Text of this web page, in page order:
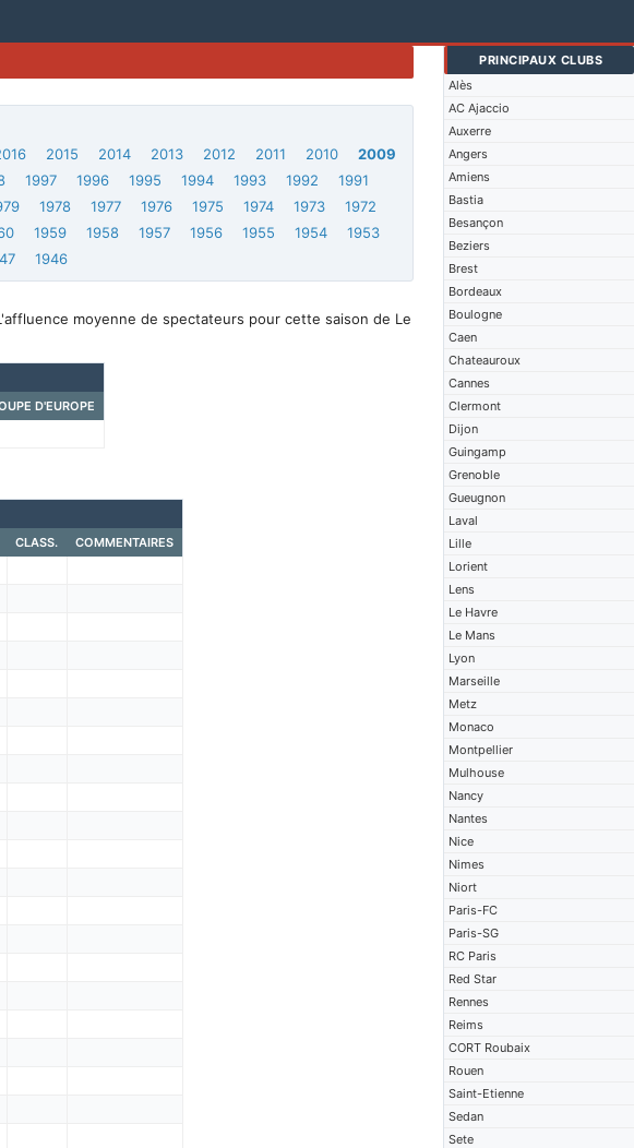
PRINCIPAUX CLUBS
Alès
AC Ajaccio
Auxerre
Angers
Amiens
Bastia
Besançon
Beziers
Brest
Bordeaux
Boulogne
Caen
Chateauroux
Cannes
Clermont
Dijon
Guingamp
Grenoble
Gueugnon
Laval
Lille
Lorient
Lens
Le Havre
Le Mans
Lyon
Marseille
Metz
Monaco
Montpellier
Mulhouse
Nancy
Nantes
Nice
Nimes
Niort
Paris-FC
Paris-SG
RC Paris
Red Star
Rennes
Reims
CORT Roubaix
Rouen
Saint-Etienne
Sedan
Sete
2015 2014 2013 2012 2011 2010
2009
1997 1996 1995 1994 1993 1992
1991
1978 1977 1976 1975 1974 1973
1972
1959 1958 1957 1956 1955 1954
1953
1946
moyenne de spectateurs pour cette saison de Le
D'EUROPE
CLASS. COMMENTAIRES